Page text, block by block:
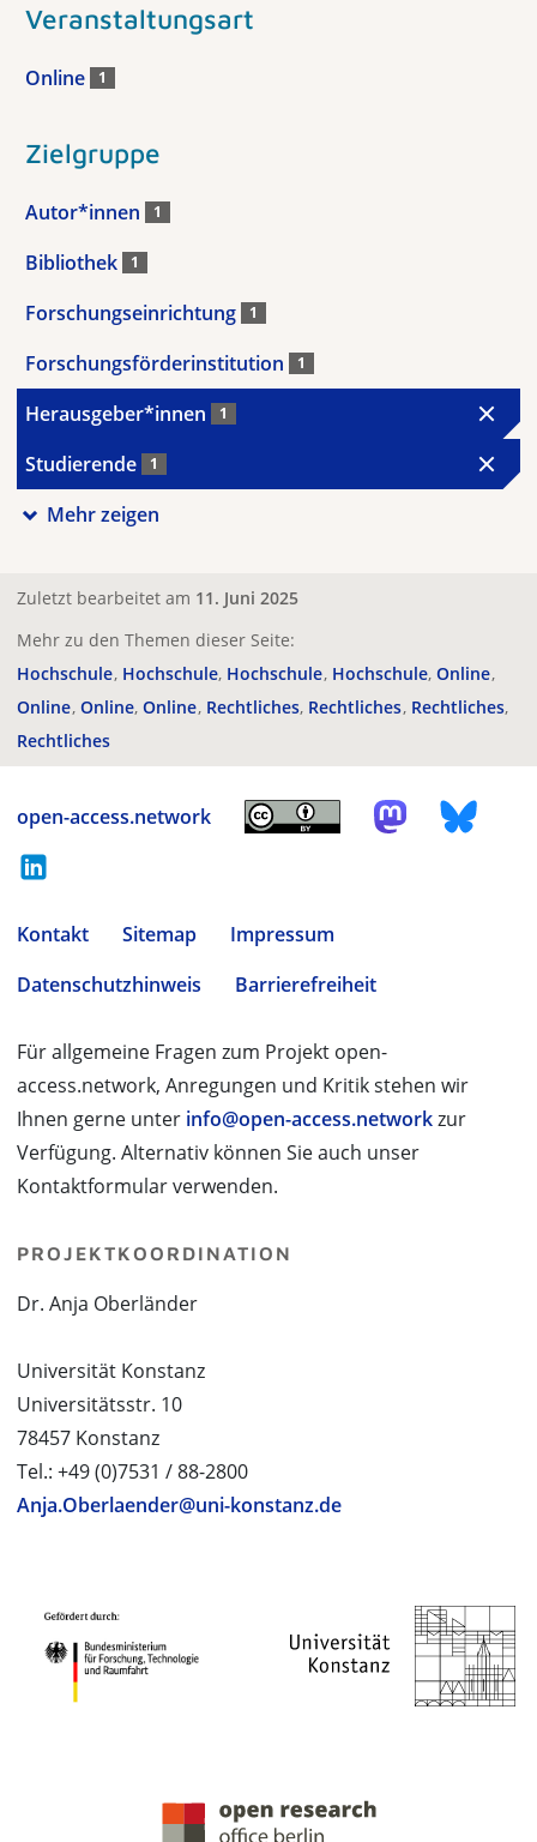
Veranstaltungsart
Online 1
Zielgruppe
Autor*innen 1
Bibliothek 1
Forschungseinrichtung 1
Forschungsförderinstitution 1
Herausgeber*innen 1
Studierende 1
Mehr zeigen
Zuletzt bearbeitet am 11. Juni 2025
Mehr zu den Themen dieser Seite:
Hochschule Hochschule Hochschule Hochschule Online
Online Online Online Rechtliches Rechtliches Rechtliches
Rechtliches
open-access.network
Kontakt Sitemap
Impressum
Datenschutzhinweis
Barrierefreiheit
Für allgemeine Fragen zum Projekt open-
access.network, Anregungen und Kritik stehen wir
Ihnen gerne unter info@open-access.networkzur
Verfügung. Alternativ können Sie auch unser
Kontaktformular verwenden.
PROJEKTKOORDINATION
Dr. Anja Oberländer
Universität Konstanz
Universitätsstr. 10
78457 Konstanz
Tel.: +49 (0)7531 / 88-2800
Anja.Oberlaender@uni-konstanz.de